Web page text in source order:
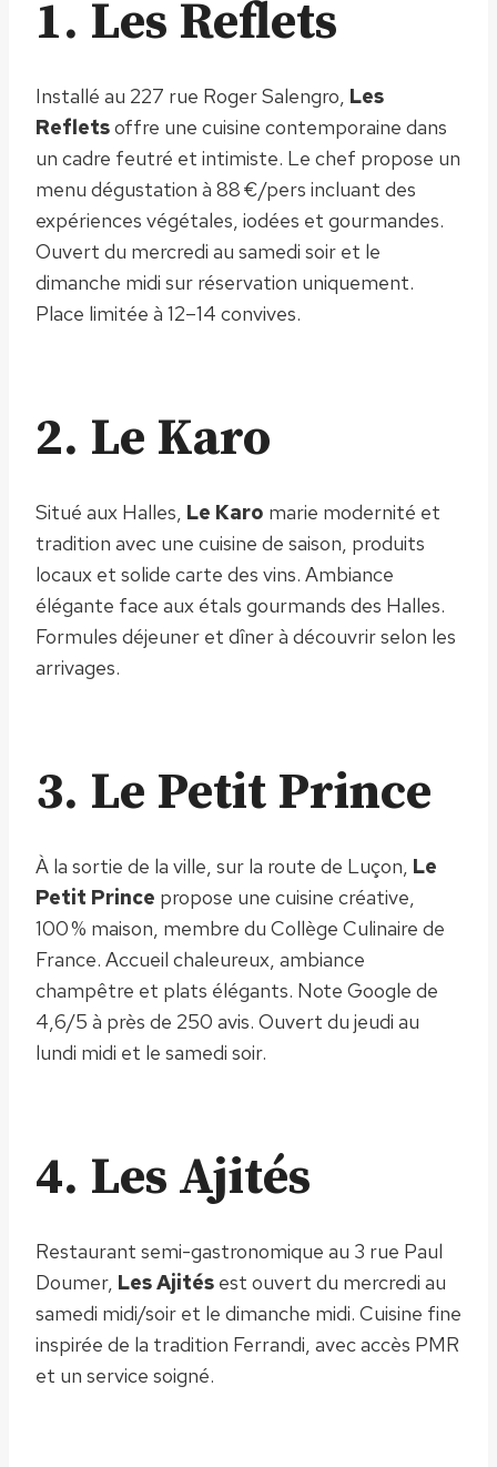
1. Les Reflets
Installé au 227 rue Roger Salengro, Les
Refletsoffre une cuisine contemporaine dans
un cadre feutré et intimiste. Le chef propose un
menu dégustation à 88 €/pers incluant des
expériences végétales, iodées et gourmandes.
Ouvert du mercredi au samedi soir et le
dimanche midi sur réservation uniquement.
Place limitée à 12–14 convives.
2. Le Karo
Situé aux Halles, Le Karo marie modernité et
tradition avec une cuisine de saison, produits
locaux et solide carte des vins. Ambiance
élégante face aux étals gourmands des Halles.
Formules déjeuner et dîner à découvrir selon les
arrivages.
3. Le Petit Prince
À la sortie de la ville, sur la route de Luçon, Le
Petit Prince propose une cuisine créative,
100 % maison, membre du Collège Culinaire de
France. Accueil chaleureux, ambiance
champêtre et plats élégants. Note Google de
4,6/5 à près de 250 avis. Ouvert du jeudi au
lundi midi et le samedi soir.
4. Les Ajités
Restaurant semi-gastronomique au 3 rue Paul
Doumer, Les Ajités est ouvert du mercredi au
samedi midi/soir et le dimanche midi. Cuisine fine
inspirée de la tradition Ferrandi, avec accès PMR
et un service soigné.